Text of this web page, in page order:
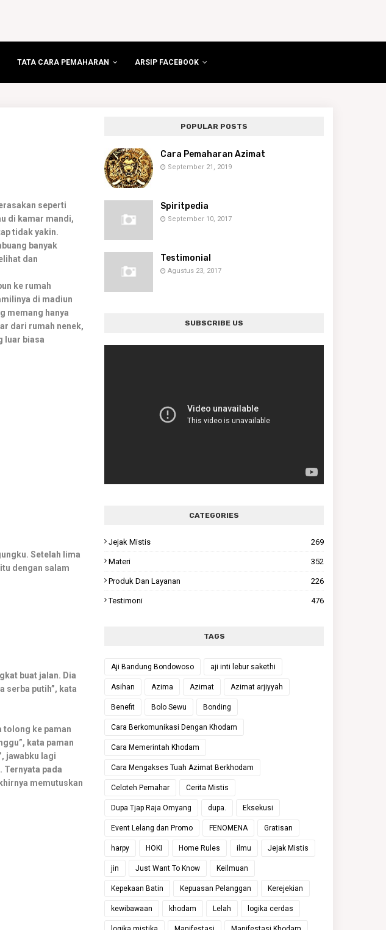
TATA CARA PEMAHARAN ARSIP FACEBOOK
seperti
di kamar mandi,
tidak yakin.
banyak
dan
ke rumah
di madiun
memang hanya
dari rumah nenek,
luar biasa
Setelah lima
dengan salam
buat jalan. Dia
serba putih”, kata
tolong ke paman
kata paman
jawabku lagi
Ternyata pada
memutuskan
POPULAR POSTS
Cara Pemaharan Azimat
September 21, 2019
Spiritpedia
September 10, 2017
Testimonial
Agustus 23, 2017
SUBSCRIBE US
CATEGORIES
Jejak Mistis 269
Materi 352
Produk Dan Layanan 226
Testimoni 476
TAGS
Aji Bandung Bondowoso aji inti lebur sakethi
Asihan Azima Azimat Azimat arjiyyah
Benefit Bolo Sewu Bonding
Cara Berkomunikasi Dengan Khodam
Cara Memerintah Khodam
Cara Mengakses Tuah Azimat Berkhodam
Celoteh Pemahar Cerita Mistis
Dupa Tjap Raja Omyang dupa. Eksekusi
Event Lelang dan Promo FENOMENA Gratisan
harpy HOKI Home Rules ilmu Jejak Mistis
jin Just Want To Know Keilmuan
Kepekaan Batin Kepuasan Pelanggan Kerejekian
kewibawaan khodam Lelah logika cerdas